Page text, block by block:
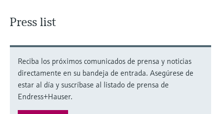
Press list
Reciba los próximos comunicados de prensa y noticias
directamente en su bandeja de entrada. Asegúrese de
estar al día y suscríbase al listado de prensa de
Endress+Hauser.